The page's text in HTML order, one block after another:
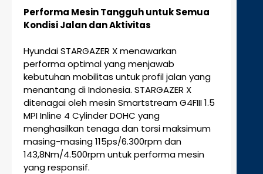
Performa Mesin Tangguh untuk Semua
Kondisi Jalan dan Aktivitas
Hyundai STARGAZER X menawarkan
performa optimal yang menjawab
kebutuhan mobilitas untuk profil jalan yang
menantang di Indonesia. STARGAZER X
ditenagai oleh mesin Smartstream G4FIII 1.5
MPI Inline 4 Cylinder DOHC yang
menghasilkan tenaga dan torsi maksimum
masing-masing 115ps/6.300rpm dan
143,8Nm/4.500rpm untuk performa mesin
yang responsif.